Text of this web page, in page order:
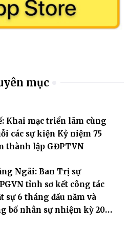
mục
Khai mạc triển lãm cùng
các sự kiện Kỷ niệm 75
thành lập GĐPTVN
Ngãi: Ban Trị sự
tỉnh sơ kết công tác
sự 6 tháng đầu năm và
bố nhân sự nhiệm kỳ 2026